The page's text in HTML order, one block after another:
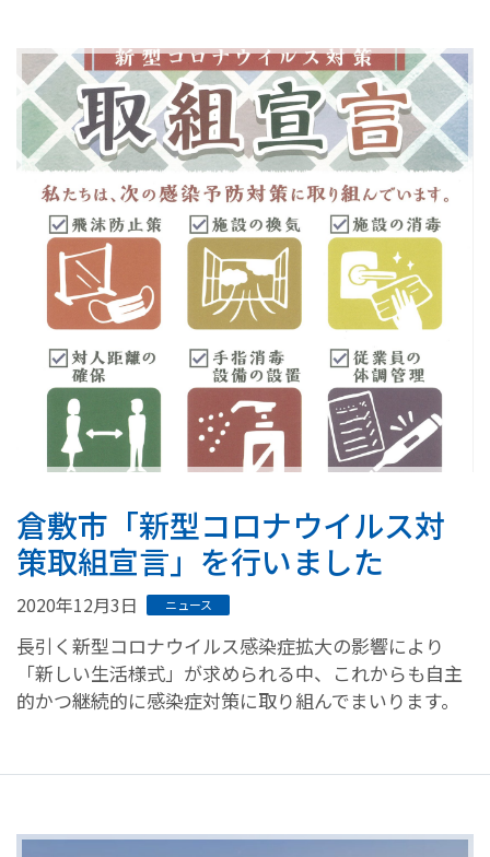
倉敷市「新型コロナウイルス対
策取組宣言」を行いました
2020年12月3日 ニュース
長引く新型コロナウイルス感染症拡大の影響により
「新しい生活様式」が求められる中、これからも自主
的かつ継続的に感染症対策に取り組んでまいります。